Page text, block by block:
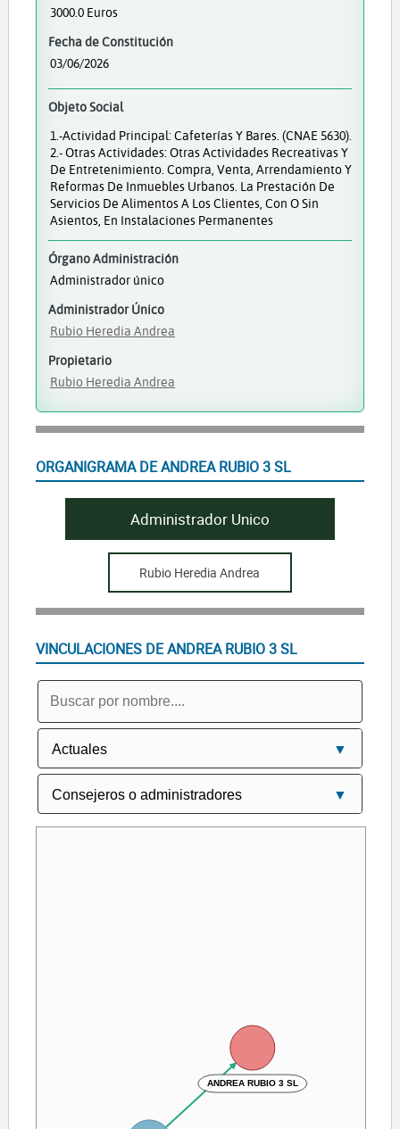
3000.0 Euros
Fecha de Constitución
03/06/2026
Objeto Social
1.-Actividad Principal: Cafeterías Y Bares. (CNAE 5630).
2.- Otras Actividades: Otras Actividades Recreativas Y
De Entretenimiento. Compra, Venta, Arrendamiento Y
Reformas De Inmuebles Urbanos. La Prestación De
Servicios De Alimentos A Los Clientes, Con O Sin
Asientos, En Instalaciones Permanentes
Órgano Administración
Administrador único
Administrador Único
Rubio Heredia Andrea
Propietario
Rubio Heredia Andrea
ORGANIGRAMA DE ANDREA RUBIO 3 SL
Administrador Unico
Rubio Heredia Andrea
VINCULACIONES DE ANDREA RUBIO 3 SL
ANDREA RUBIO 3 SL